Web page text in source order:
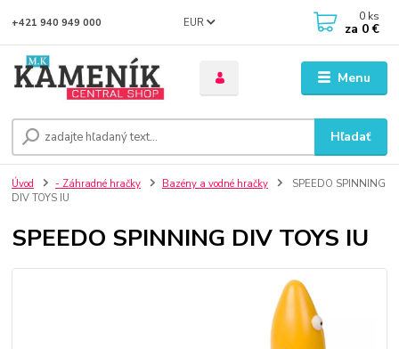
Menu
EUR
Hľadať
+421 940 949 000 0 ks
za 0 €
Úvod - Záhradné hračky Bazény a vodné hračky
SPEEDO SPINNING
DIV TOYS IU
SPEEDO SPINNING DIV TOYS IU